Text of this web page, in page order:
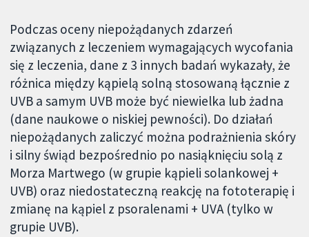
Podczas oceny niepożądanych zdarzeń
związanych z leczeniem wymagających wycofania
się z leczenia, dane z 3 innych badań wykazały, że
różnica między kąpielą solną stosowaną łącznie z
UVB a samym UVB może być niewielka lub żadna
(dane naukowe o niskiej pewności). Do działań
niepożądanych zaliczyć można podrażnienia skóry
i silny świąd bezpośrednio po nasiąknięciu solą z
Morza Martwego (w grupie kąpieli solankowej +
UVB) oraz niedostateczną reakcję na fototerapię i
zmianę na kąpiel z psoralenami + UVA (tylko w
grupie UVB).